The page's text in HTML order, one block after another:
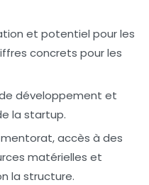
et potentiel pour les
concrets pour les
développement et
la startup.
accès à des
matérielles et
la structure.